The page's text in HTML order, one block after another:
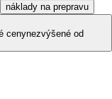
náklady na prepravu
cenynezvýšené od